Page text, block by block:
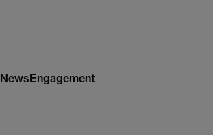
NewsEngagement